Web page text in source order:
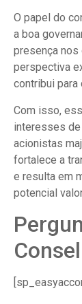
O papel do
a boa
presença nos
perspectiva
contribui
Com isso,
interesses
acionistas
fortalece a
e resulta em
potencial